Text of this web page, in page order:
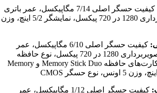
کیفیت حسگر اصلی 7/14 مگاپیکسل، عمر باتری
5/160 دقیقه، کیفیت تصویربرداری 1280 در 720 پیکسل، نمایشگر 5/2 اینچ، وزن
کیفیت حسگر اصلی 6/10 مگاپیکسل، عمر
باتری 5/124 دقیقه، کیفیت تصویربرداری 1280 در 720 پیکسل، نوع حافظه
داخلی با قابلیت پشتیبانی از کارت‌های حافظه Memory Stick Duo و Memory
کیفیت حسگر اصلی 1/12 مگاپیکسل، عمر